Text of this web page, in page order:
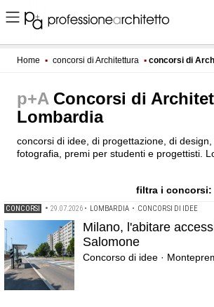
Home ▪ concorsi di Architettura ▪ concorsi di
p+A Concorsi di
Lombardia
concorsi di idee, di progettazione, di
fotografia, premi per studenti e progettisti.
filtra i concorsi:
CONCORSI • 29.07.2026 • LOMBARDIA • CONCORSI DI IDEE
Milano, l'abitare
Salomone
Concorso di idee ·